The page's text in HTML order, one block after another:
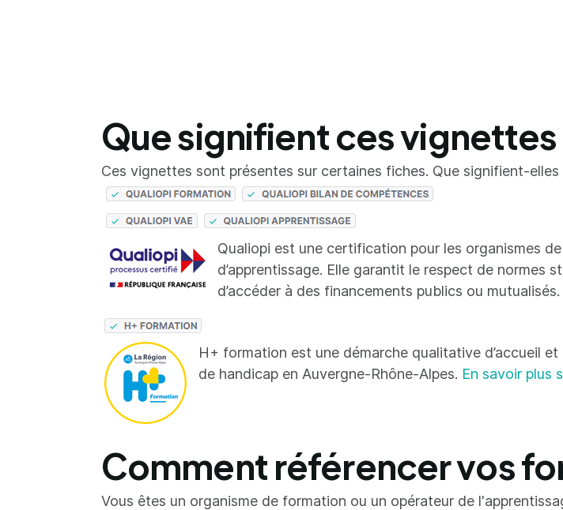
Que signifient ces vignettes
Ces vignettes sont présentes sur certaines fiches. Que signifient-elles
Qualiopi est une certification pour les organismes
d’apprentissage. Elle garantit le respect de
d’accéder à des financements publics ou mutualisés.
H+ formation est une démarche qualitative d’accueil
de handicap en Auvergne-Rhône-Alpes. En savoir plus
Comment référencer vos
Vous êtes un organisme de formation ou un opérateur de